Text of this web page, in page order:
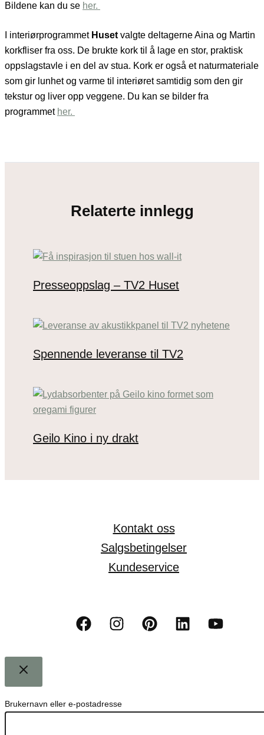
Bildene kan du se her.
I interiørprogrammet Huset valgte deltagerne Aina og Martin
korkfliser fra oss. De brukte kork til å lage en stor, praktisk
oppslagstavle i en del av stua. Kork er også et naturmateriale
som gir lunhet og varme til interiøret samtidig som den gir
tekstur og liver opp veggene. Du kan se bilder fra
programmet her.
Relaterte innlegg
Presseoppslag – TV2 Huset
Spennende leveranse til TV2
Geilo Kino i ny drakt
Kontakt oss
Salgsbetingelser
Kundeservice
Brukernavn eller e-postadresse